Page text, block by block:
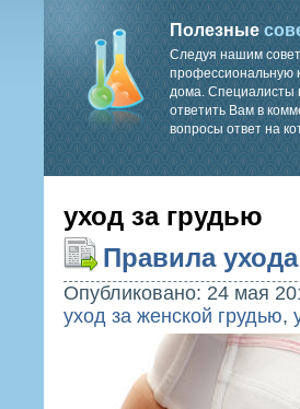
Полезные
Следуя нашим
профессиональную
дома. Специалисты
ответить Вам в
вопросы ответ на
уход за грудью
Правила
Опубликовано: 24 мая
уход за женской грудью,